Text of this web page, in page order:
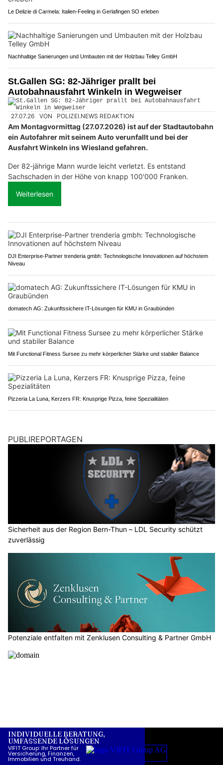
Le Delizie di Carmela: Italien-Feeling in Gerlafingen SO erleben
Nachhaltige Sanierungen und Umbauten mit der Holzbau Telley GmbH
St.Gallen SG: 82-Jähriger prallt bei
Autobahnausfahrt Winkeln in Wegweiser
27.07.26 VON POLIZEI.NEWS REDAKTION
Am Montagvormittag (27.07.2026) ist auf der Stadtautobahn
ein Autofahrer mit seinem Auto verunfallt und bei der
Ausfahrt Winkeln ins Wiesland gefahren.
Der 82-jährige Mann wurde leicht verletzt. Es entstand
Sachschaden in der Höhe von knapp 100'000 Franken.
Weiterlesen
DJI Enterprise-Partner trenderia gmbh: Technologische Innovationen auf höchstem
Niveau
domatech AG: Zukunftssichere IT-Lösungen für KMU in Graubünden
Mit Functional Fitness Sursee zu mehr körperlicher Stärke und stabiler Balance
Pizzeria La Luna, Kerzers FR: Knusprige Pizza, feine Spezialitäten
PUBLIREPORTAGEN
Sicherheit aus der Region Bern-Thun – LDL Security schützt
zuverlässig
Potenziale entfalten mit Zenklusen Consulting & Partner GmbH
Künzli Schuhe: Orthopädische Einlagen für mehr Wohlbefinden